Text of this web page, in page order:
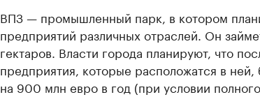
ВПЗ — промышленный парк, в котором
предприятий различных отраслей. Он
гектаров. Власти города планируют, что
предприятия, которые расположатся в ней,
на 900 млн евро в год (при условии